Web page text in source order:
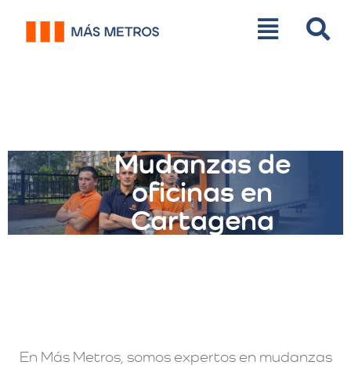
Mudanzas de
oficinas en
Cartagena
En Más Metros, somos expertos en mudanzas